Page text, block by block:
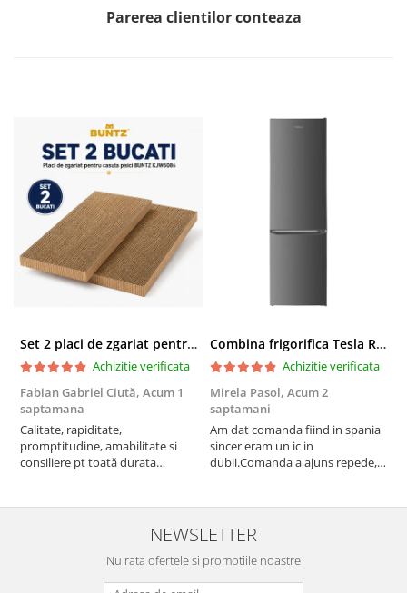
Parerea clientilor conteaza
Set 2 placi de zgariat pentru casuta pisici BUNTZ KJW5086, compatibile cu casuta 59 x 28.5 x 35 cm
Achizitie verificata
Fabian Gabriel Ciută, Acum 1
saptamana
Calitate, rapiditate,
promptitudine, amabilitate si
consiliere pt toată durata
Combina frigorifica Tesla RC2600HXE, 262 l, Clasa E, Iluminare LED, dezghetare automata frigider, H 180 cm, Inox
Achizitie verificata
Mirela Pasol, Acum 2
saptamani
Am dat comanda fiind in spania
sincer eram un ic in
dubii.Comanda a ajuns repede,in
treaba,va multumesc pentru
rapiditate si
amabilitate,RECOMAND 100%
NEWSLETTER
Nu rata ofertele si promotiile noastre